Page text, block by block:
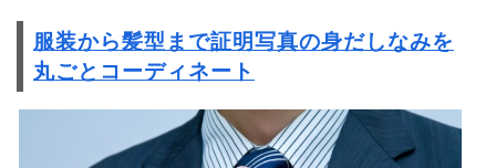
服装から髪型まで証明写真の身だしなみを
丸ごとコーディネート